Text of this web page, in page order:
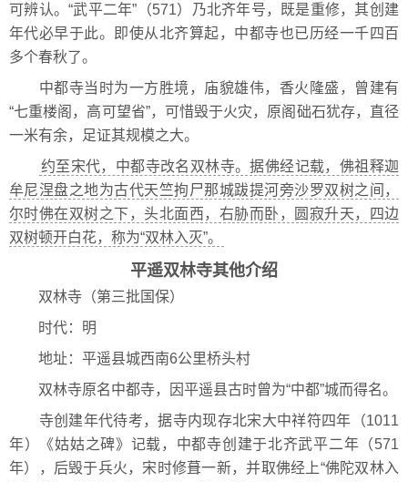
可辨认。“武平二年”（571）乃北齐年号，既是重修，其创建
年代必早于此。即使从北齐算起，中都寺也已历经一千四百
多个春秋了。
中都寺当时为一方胜境，庙貌雄伟，香火隆盛，曾建有
“七重楼阁，高可望省”，可惜毁于火灾，原阁础石犹存，直径
一米有余，足证其规模之大。
约至宋代，中都寺改名双林寺。据佛经记载，佛祖释迦
牟尼涅盘之地为古代天竺拘尸那城跋提河旁沙罗双树之间，
尔时佛在双树之下，头北面西，右胁而卧，圆寂升天，四边
双树顿开白花，称为“双林入灭”。
平遥双林寺其他介绍
双林寺（第三批国保）
时代：明
地址：平遥县城西南6公里桥头村
双林寺原名中都寺，因平遥县古时曾为“中都”城而得名。
寺创建年代待考，据寺内现存北宋大中祥符四年（1011
年）《姑姑之碑》记载，中都寺创建于北齐武平二年（571
年），后毁于兵火，宋时修葺一新，并取佛经上“佛陀双林入